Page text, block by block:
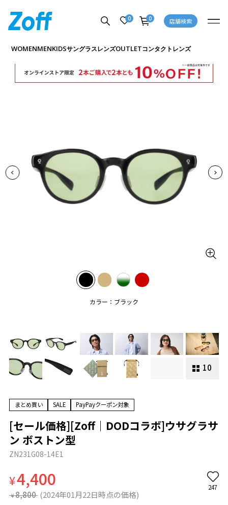
0 0 店舗検索
WOMENMENKIDSサングラスレンズOUTLETコンタクトレンズ
カラー：ブラック
10
商品詳細ページへ
まとめ買い SALE PayPayクーポン対象
[セール価格][Zoff｜DODコラボ]ウサグラサ
ン ボストン型
ZN231G08-14E1
¥4,400
¥ 8,800 (2024年01月22日時点の価格)
247